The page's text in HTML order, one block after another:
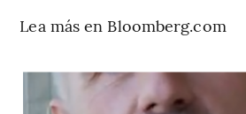
Lea más en Bloomberg.com